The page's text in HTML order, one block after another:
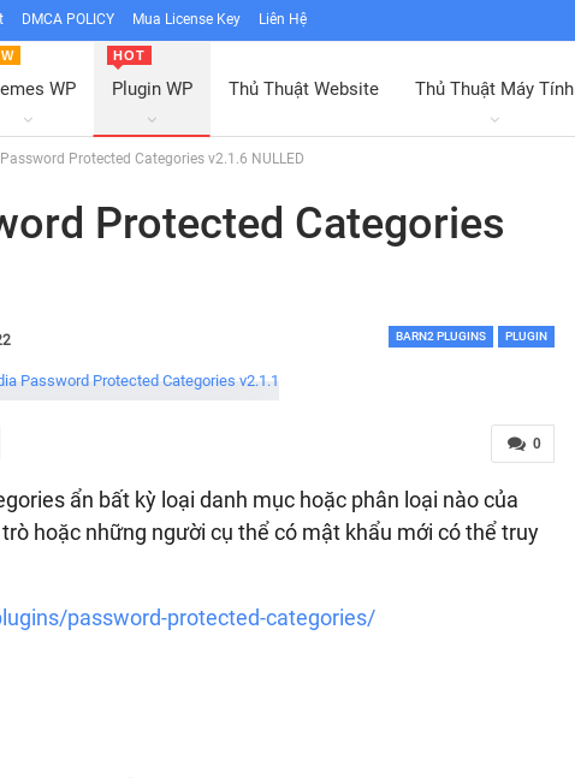
DMCA POLICY Mua License Key Liên Hệ
WP Plugin WP
HOT
Thủ Thuật Website Thủ Thuật Máy Tính
Protected Categories v2.1.6 NULLED
Protected Categories
BARN2 PLUGINS PLUGIN
0
ẩn bất kỳ loại danh mục hoặc phân loại nào của
hoặc những người cụ thể có mật khẩu mới có thể truy
password-protected-categories/